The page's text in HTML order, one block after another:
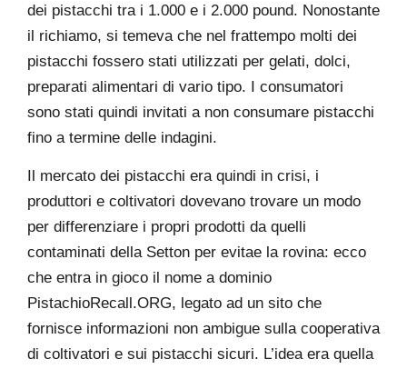
dei pistacchi tra i 1.000 e i 2.000 pound. Nonostante
il richiamo, si temeva che nel frattempo molti dei
pistacchi fossero stati utilizzati per gelati, dolci,
preparati alimentari di vario tipo. I consumatori
sono stati quindi invitati a non consumare pistacchi
fino a termine delle indagini.
Il mercato dei pistacchi era quindi in crisi, i
produttori e coltivatori dovevano trovare un modo
per differenziare i propri prodotti da quelli
contaminati della Setton per evitae la rovina: ecco
che entra in gioco il nome a dominio
PistachioRecall.ORG, legato ad un sito che
fornisce informazioni non ambigue sulla cooperativa
di coltivatori e sui pistacchi sicuri. L’idea era quella